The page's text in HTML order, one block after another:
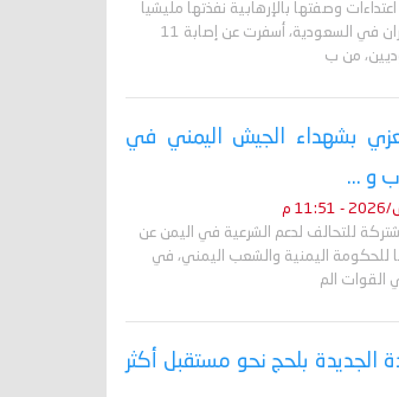
وصفتها بالإرهابية نفذتها مليشيا
الحوثي على منطقة نجران في السعودية، أسفرت عن إصابة 11
من ب
بشهداء الجيش اليمني في
و ...
للتحالف لدعم الشرعية في اليمن عن
للحكومة اليمنية والشعب اليمني، في
القوات الم
الجديدة بلحج نحو مستقبل أكثر